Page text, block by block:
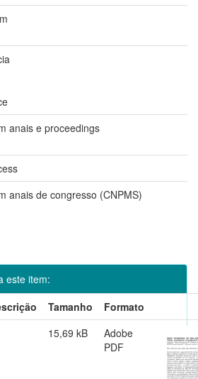
anais e proceedings
anais de congresso (CNPMS)
este item:
Tamanho
Formato
15,69 kB
Adobe
PDF